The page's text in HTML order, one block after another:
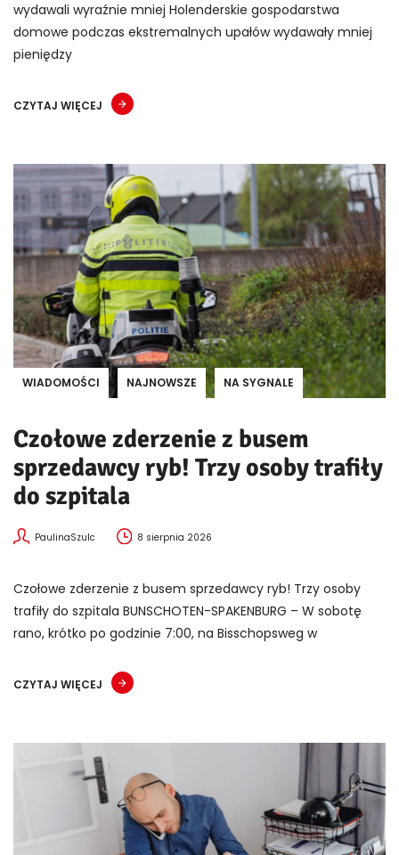
wydawali wyraźnie mniej Holenderskie gospodarstwa
domowe podczas ekstremalnych upałów wydawały mniej
pieniędzy
CZYTAJ WIĘCEJ
WIADOMOŚCI NAJNOWSZE NA SYGNALE
Czołowe zderzenie z busem
sprzedawcy ryb! Trzy osoby trafiły
do szpitala
PaulinaSzulc 8 sierpnia 2026
Czołowe zderzenie z busem sprzedawcy ryb! Trzy osoby
trafiły do szpitala BUNSCHOTEN-SPAKENBURG – W sobotę
rano, krótko po godzinie 7:00, na Bisschopsweg w
CZYTAJ WIĘCEJ